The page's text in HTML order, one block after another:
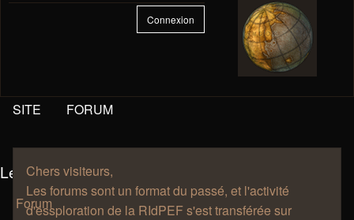
Connexion
SITE FORUM
Chers visiteurs,
Les forums sont un format du passé, et l'activité
d'essploration de la RIdPEF s'est transférée sur
Les salons du manoir Von Mortekai
Forum